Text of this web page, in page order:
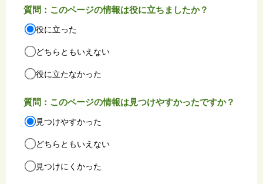
質問：このページの情報は役に立ちましたか？
役に立った
どちらともいえない
役に立たなかった
質問：このページの情報は見つけやすかったですか？
見つけやすかった
どちらともいえない
見つけにくかった